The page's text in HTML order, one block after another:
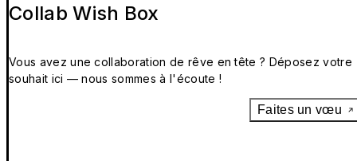
Collab Wish Box
Vous avez une collaboration de rêve en tête ? Déposez votre
souhait ici — nous sommes à l'écoute !
Faites un vœu